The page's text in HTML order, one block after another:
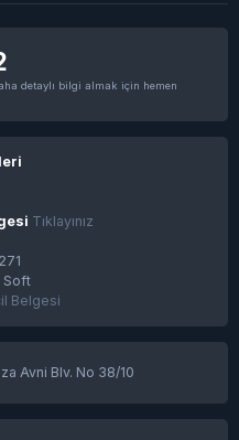
detaylı bilgi almak için hemen
Tıklayınız
Soft
Belgesi
Avni Blv. No 38/10